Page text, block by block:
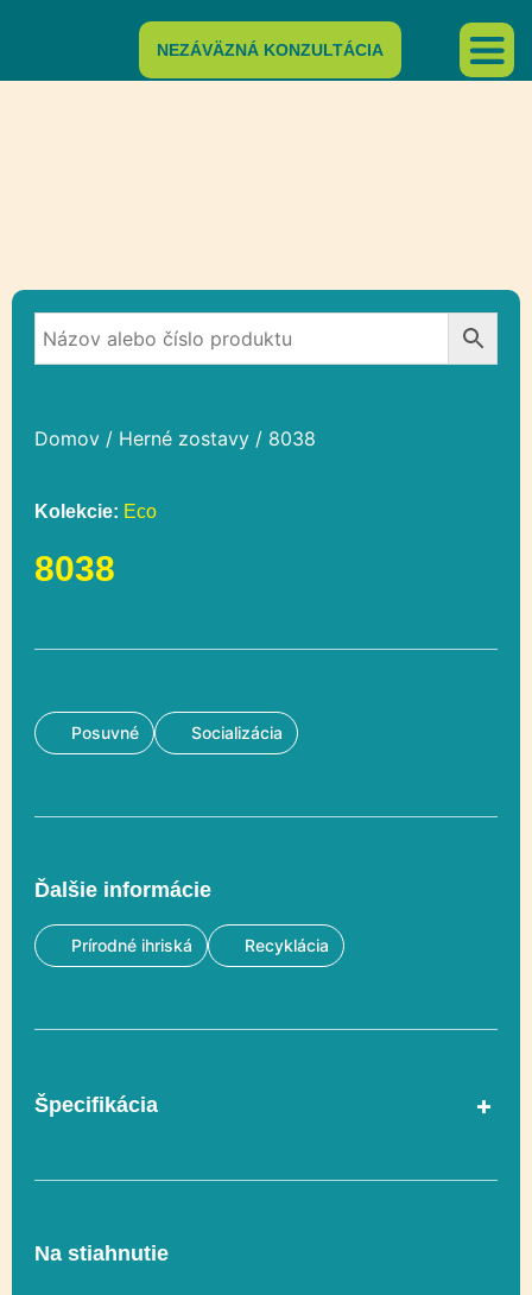
NEZÁVÄZNÁ KONZULTÁCIA
Domov / Herné zostavy / 8038
Kolekcie: Eco
8038
Posuvné Socializácia
Ďalšie informácie
Prírodné ihriská Recyklácia
Špecifikácia
Posuvné,
Na stiahnutie